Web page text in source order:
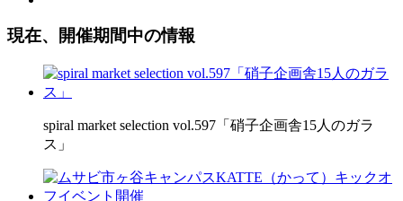
現在、開催期間中の情報
spiral market selection vol.597「硝子企画舎15人のガラ
ス」